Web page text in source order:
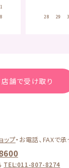
28 29
舗で受け取り
ップ・ お電話、FAXで承
TEL:011-807-8274